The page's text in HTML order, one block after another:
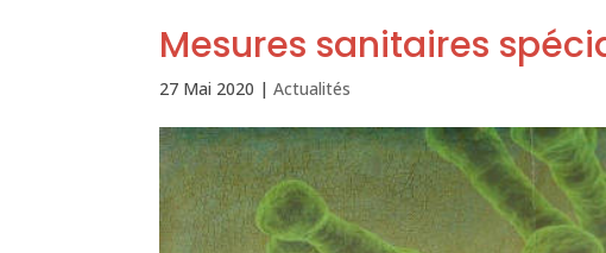
Mesures sanitaires
27 Mai 2020 |Actualités